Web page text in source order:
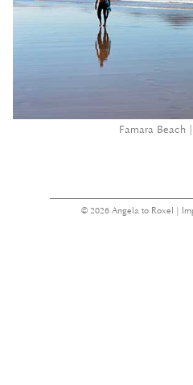
Famara Beach
© 2026 Angela to Roxel |